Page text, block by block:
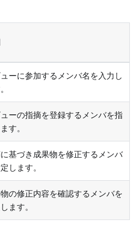
ーに参加するメンバ名を入力し
ーの指摘を登録するメンバを指
す。
基づき成果物を修正するメンバ
します。
の修正内容を確認するメンバを
ます。